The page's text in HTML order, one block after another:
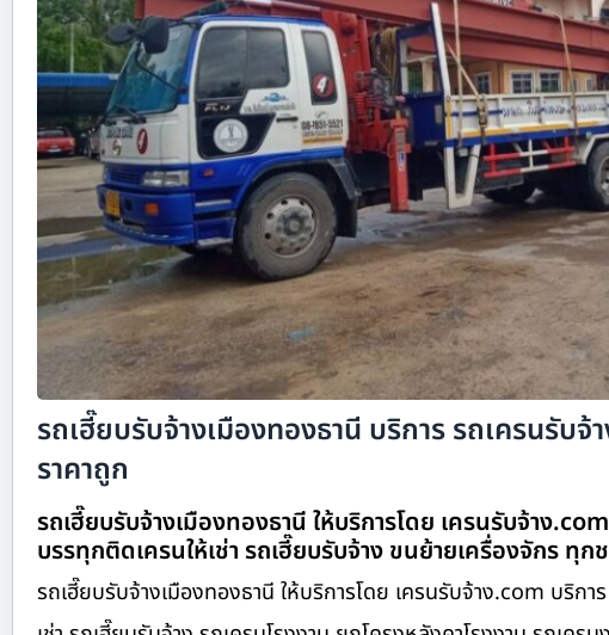
รถเฮี๊ยบรับจ้างเมืองทองธานี บริการ รถเครนรับจ้
ราคาถูก
รถเฮี๊ยบรับจ้างเมืองทองธานี ให้บริการโดย เครนรับจ้าง
บรรทุกติดเครนให้เช่า รถเฮี๊ยบรับจ้าง ขนย้ายเครื่องจักร ทุก
รถเฮี๊ยบรับจ้างเมืองทองธานี ให้บริการโดย เครนรับจ้าง.com บริก